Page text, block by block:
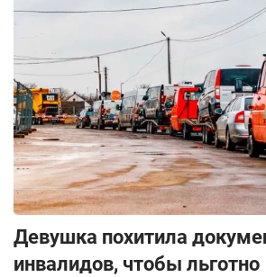
Девушка похитила
инвалидов, чтобы льготно